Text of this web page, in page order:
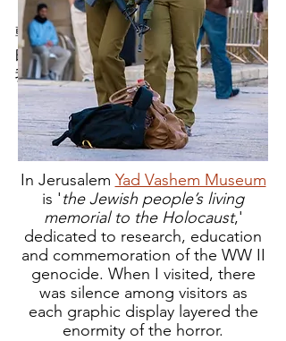
的壮丽 英亩（又名 Akko）在圣约
翰骑士团医院总部所在的城市地下
的挖掘中发现。我一直在想，如果
我穿着所有的盔甲，我也会在地下
保持凉爽。
In Jerusalem Yad Vashem Museum
is 'the Jewish people’s living
memorial to the Holocaust,'
dedicated to research, education
and commemoration of the WW II
genocide. When I visited, there
was silence among visitors as
each graphic display layered the
enormity of the horror.